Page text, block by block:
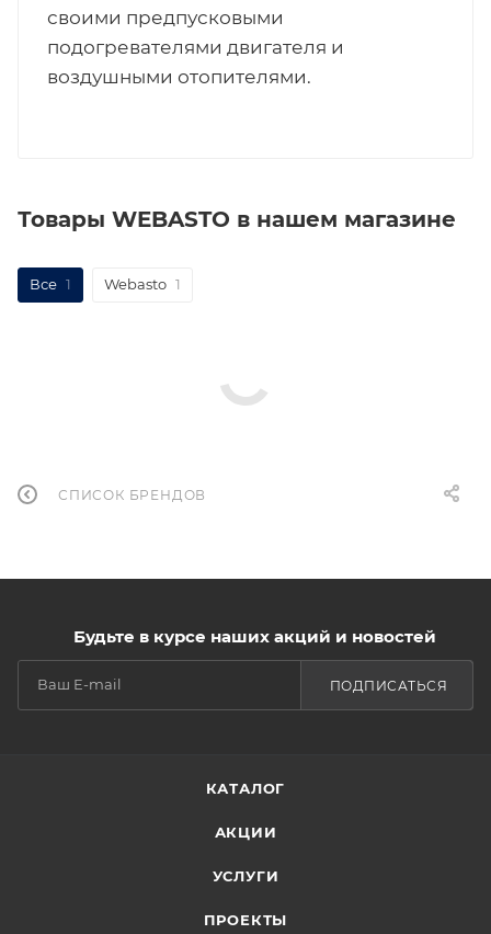
своими предпусковыми
подогревателями двигателя и
воздушными отопителями.
Товары WEBASTO в нашем магазине
Все 1 Webasto 1
СПИСОК БРЕНДОВ
Будьте в курсе наших акций и новостей
ПОДПИСАТЬСЯ
КАТАЛОГ
АКЦИИ
УСЛУГИ
ПРОЕКТЫ